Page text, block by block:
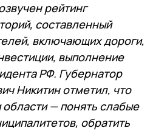
рейтинг
составленный
включающих дороги,
выполнение
РФ. Губернатор
Никитин отметил, что
— понять слабые
обратить